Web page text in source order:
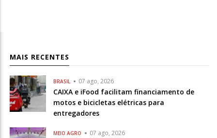
MAIS RECENTES
BRASIL 07 ago, 2026
CAIXA e iFood facilitam financiamento de
motos e bicicletas elétricas para
entregadores
MEIO AGRO 07 ago, 2026